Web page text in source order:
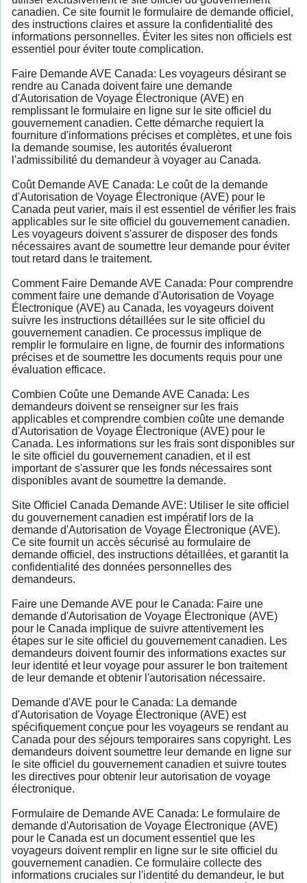
canadien. Ce site fournit le formulaire de demande officiel,
des instructions claires et assure la confidentialité des
informations personnelles. Éviter les sites non officiels est
essentiel pour éviter toute complication.
Faire Demande AVE Canada: Les voyageurs désirant se
rendre au Canada doivent faire une demande
d'Autorisation de Voyage Électronique (AVE) en
remplissant le formulaire en ligne sur le site officiel du
gouvernement canadien. Cette démarche requiert la
fourniture d'informations précises et complètes, et une fois
la demande soumise, les autorités évalueront
l'admissibilité du demandeur à voyager au Canada.
Coût Demande AVE Canada: Le coût de la demande
d'Autorisation de Voyage Électronique (AVE) pour le
Canada peut varier, mais il est essentiel de vérifier les frais
applicables sur le site officiel du gouvernement canadien.
Les voyageurs doivent s'assurer de disposer des fonds
nécessaires avant de soumettre leur demande pour éviter
tout retard dans le traitement.
Comment Faire Demande AVE Canada: Pour comprendre
comment faire une demande d'Autorisation de Voyage
Électronique (AVE) au Canada, les voyageurs doivent
suivre les instructions détaillées sur le site officiel du
gouvernement canadien. Ce processus implique de
remplir le formulaire en ligne, de fournir des informations
précises et de soumettre les documents requis pour une
évaluation efficace.
Combien Coûte une Demande AVE Canada: Les
demandeurs doivent se renseigner sur les frais
applicables et comprendre combien coûte une demande
d'Autorisation de Voyage Électronique (AVE) pour le
Canada. Les informations sur les frais sont disponibles sur
le site officiel du gouvernement canadien, et il est
important de s'assurer que les fonds nécessaires sont
disponibles avant de soumettre la demande.
Site Officiel Canada Demande AVE: Utiliser le site officiel
du gouvernement canadien est impératif lors de la
demande d'Autorisation de Voyage Électronique (AVE).
Ce site fournit un accès sécurisé au formulaire de
demande officiel, des instructions détaillées, et garantit la
confidentialité des données personnelles des
demandeurs.
Faire une Demande AVE pour le Canada: Faire une
demande d'Autorisation de Voyage Électronique (AVE)
pour le Canada implique de suivre attentivement les
étapes sur le site officiel du gouvernement canadien. Les
demandeurs doivent fournir des informations exactes sur
leur identité et leur voyage pour assurer le bon traitement
de leur demande et obtenir l'autorisation nécessaire.
Demande d'AVE pour le Canada: La demande
d'Autorisation de Voyage Électronique (AVE) est
spécifiquement conçue pour les voyageurs se rendant au
Canada pour des séjours temporaires sans copyright. Les
demandeurs doivent soumettre leur demande en ligne sur
le site officiel du gouvernement canadien et suivre toutes
les directives pour obtenir leur autorisation de voyage
électronique.
Formulaire de Demande AVE Canada: Le formulaire de
demande d'Autorisation de Voyage Électronique (AVE)
pour le Canada est un document essentiel que les
voyageurs doivent remplir en ligne sur le site officiel du
gouvernement canadien. Ce formulaire collecte des
informations cruciales sur l'identité du demandeur, le but